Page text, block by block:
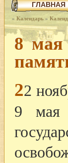
ГЛАВНАЯ
» Календарь »
8 мая
22
9 мая